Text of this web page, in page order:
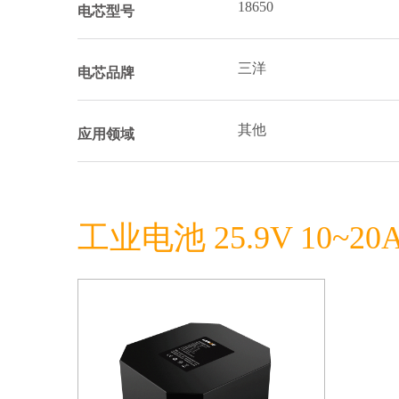
电芯型号 18650
电芯品牌 三洋
应用领域 其他
工业电池 25.9V